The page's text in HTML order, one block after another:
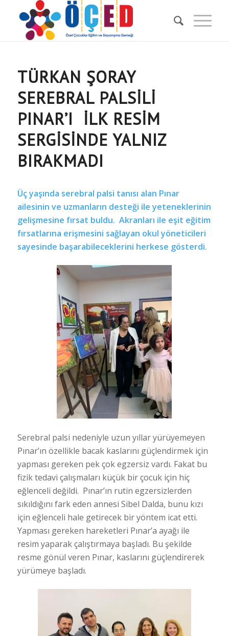
TÜRKAN ŞORAY
SEREBRAL PALSILI
PINAR’I İLK RESIM
SERGISINDE YALNIZ
BIRAKMADI
Üç yaşında serebral palsi tanısı alan Pınar
ailesinin ve uzmanların desteği ile yeteneklerinin
gelişmesine fırsat buldu. Akranları ile eşit eğitim
fırsatlarına erişmesini sağlayan okul yöneticileri
sayesinde başarabileceklerini herkese gösterdi.
Serebral palsi nedeniyle uzun yıllar yürüyemeyen
Pınar’ın özellikle bacak kaslarını güçlendirmek için
yapması gereken pek çok egzersiz vardı. Fakat bu
fizik tedavi çalışmaları küçük bir çocuk için hiç
eğlenceli değildi. Pınar’ın rutin egzersizlerden
sıkıldığını fark eden annesi Sibel Dalda, bunu kızı
için eğlenceli hale getirecek bir yöntem icat etti.
Yapması gereken hareketleri Pınar’a ayağı ile
resim yaparak çalıştırmaya başladı. Bu şekilde
resme gönül veren Pınar, kaslarını güçlendirerek
yürümeye başladı.